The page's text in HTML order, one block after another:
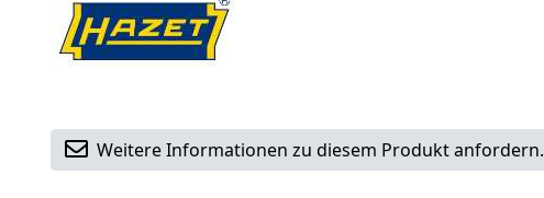
Weitere Informationen zu diesem Produkt anfordern.